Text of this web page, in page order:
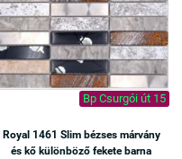
Bp Csurgói út 15
Royal 1461 Slim bézses márvány
és kő különböző fekete barna